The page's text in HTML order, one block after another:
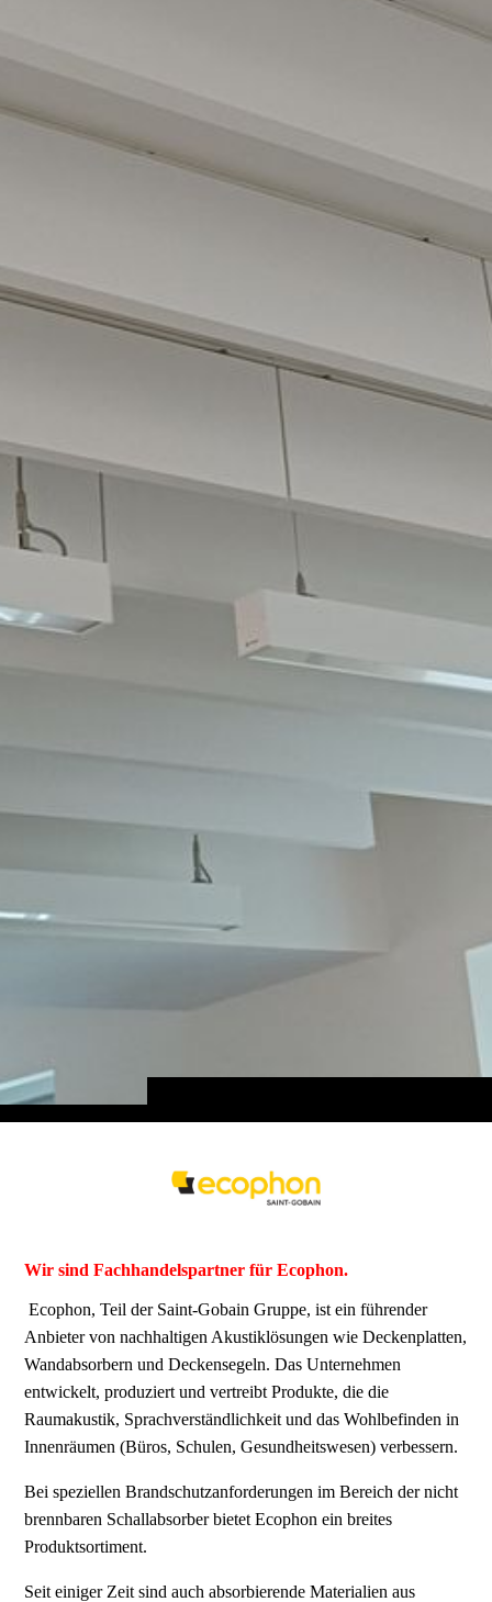
Wir sind Fachhandelspartner für Ecophon.
Ecophon, Teil der Saint-Gobain Gruppe, ist ein führender
Anbieter von nachhaltigen Akustiklösungen wie Deckenplatten,
Wandabsorbern und Deckensegeln. Das Unternehmen
entwickelt, produziert und vertreibt Produkte, die die
Raumakustik, Sprachverständlichkeit und das Wohlbefinden in
Innenräumen (Büros, Schulen, Gesundheitswesen) verbessern.
Bei speziellen Brandschutzanforderungen im Bereich der nicht
brennbaren Schallabsorber bietet Ecophon ein breites
Produktsortiment.
Seit einiger Zeit sind auch absorbierende Materialien aus